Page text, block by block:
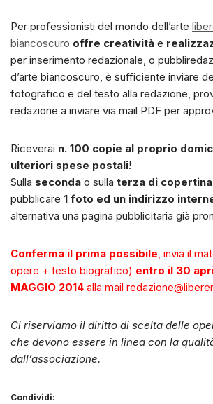
Per professionisti del mondo dell’arte
biancoscuro offre creatività e
per inserimento redazionale, o
d’arte biancoscuro, è sufficiente inviare
fotografico e del testo alla redazione,
redazione a inviare via mail PDF per
Riceverai n. 100 copie al proprio
ulteriori spese postali!
Sulla seconda o sulla terza di copertina
pubblicare 1 foto ed un indirizzo
alternativa una pagina pubblicitaria già
Conferma il prima possibile, invia il
opere + testo biografico) entro il 30
MAGGIO 2014 alla mail
Ci riserviamo il diritto di scelta delle
che devono essere in linea con la
dall’associazione.
Condividi: